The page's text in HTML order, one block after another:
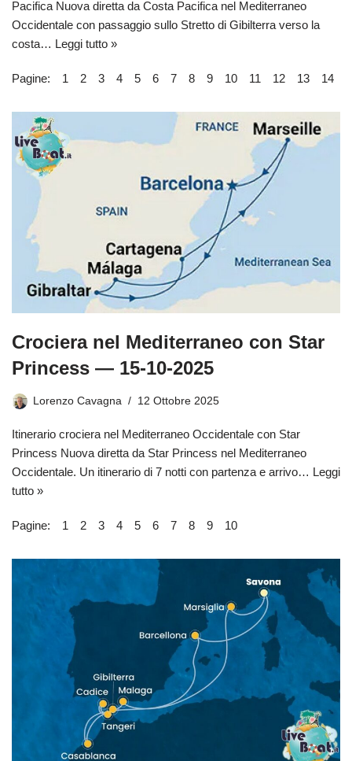
Pacifica Nuova diretta da Costa Pacifica nel Mediterraneo
Occidentale con passaggio sullo Stretto di Gibilterra verso la
costa… Leggi tutto »
Pagine: 1 2 3 4 5 6 7 8 9 10 11 12 13 14
Crociera nel Mediterraneo con Star
Princess — 15-10-2025
Lorenzo Cavagna 12 Ottobre 2025
Itinerario crociera nel Mediterraneo Occidentale con Star
Princess Nuova diretta da Star Princess nel Mediterraneo
Occidentale. Un itinerario di 7 notti con partenza e arrivo… Leggi
tutto »
Pagine: 1 2 3 4 5 6 7 8 9 10